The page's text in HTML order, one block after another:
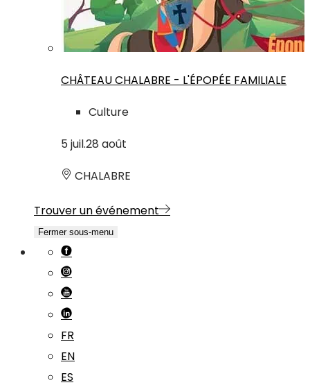
CHÂTEAU CHALABRE - L'ÉPOPÉE FAMILIALE
Culture
5 juil.28 août
CHALABRE
Trouver un événement
Fermer sous-menu
FR
EN
ES